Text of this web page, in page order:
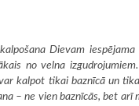
Dievam
no velna
kalpot tikai baznīcā un
– ne vien baznīcās, bet arī